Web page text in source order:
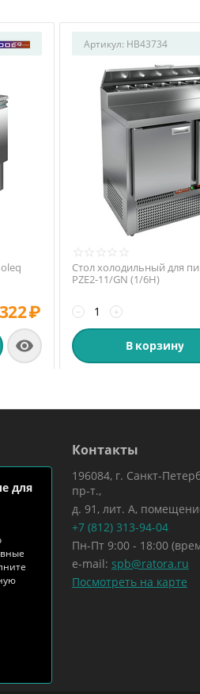
₽

Артикул: HB43734
Стол холодильный для
PZE2-11/GN (1/6H)
+
−
В корзину
для
Контакты
196084, г. Санкт-
пр-т.,
д. 91, лит. А,
+7 (812) 313-94-04
Пн-Пт 9:00 - 18:00
e-mail: spb@ratora.ru
Посмотреть на карте